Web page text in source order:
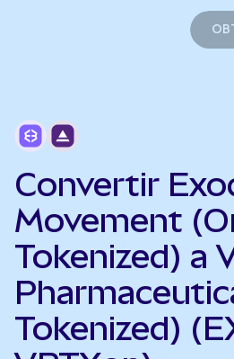
Convertir
Movement
Tokenized) a
Tokenized)